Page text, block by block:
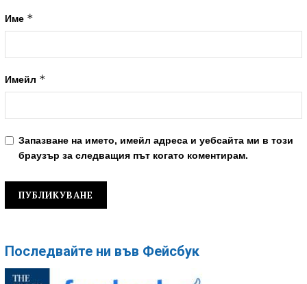
Име *
Имейл *
Запазване на името, имейл адреса и уебсайта ми в този
браузър за следващия път когато коментирам.
Последвайте ни във Фейсбук